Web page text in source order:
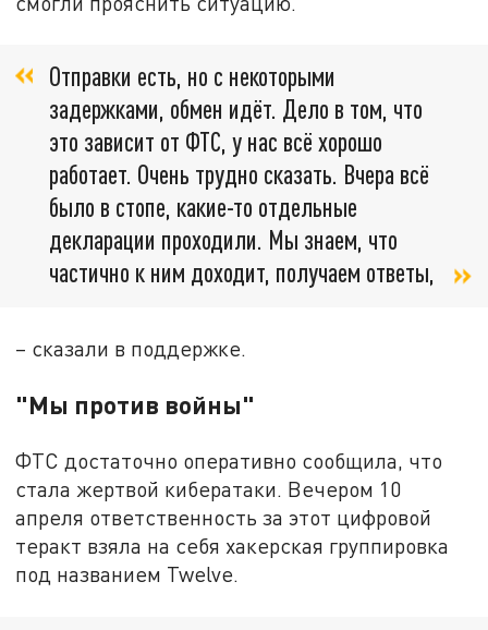
Отправки есть, но с некоторыми
задержками, обмен идёт. Дело в том, что
это зависит от ФТС, у нас всё хорошо
работает. Очень трудно сказать. Вчера всё
было в стопе, какие-то отдельные
декларации проходили. Мы знаем, что
частично к ним доходит, получаем ответы,
– сказали в поддержке.
"Мы против войны"
ФТС достаточно оперативно сообщила, что
стала жертвой кибератаки. Вечером 10
апреля ответственность за этот цифровой
теракт взяла на себя хакерская группировка
под названием Twelve.